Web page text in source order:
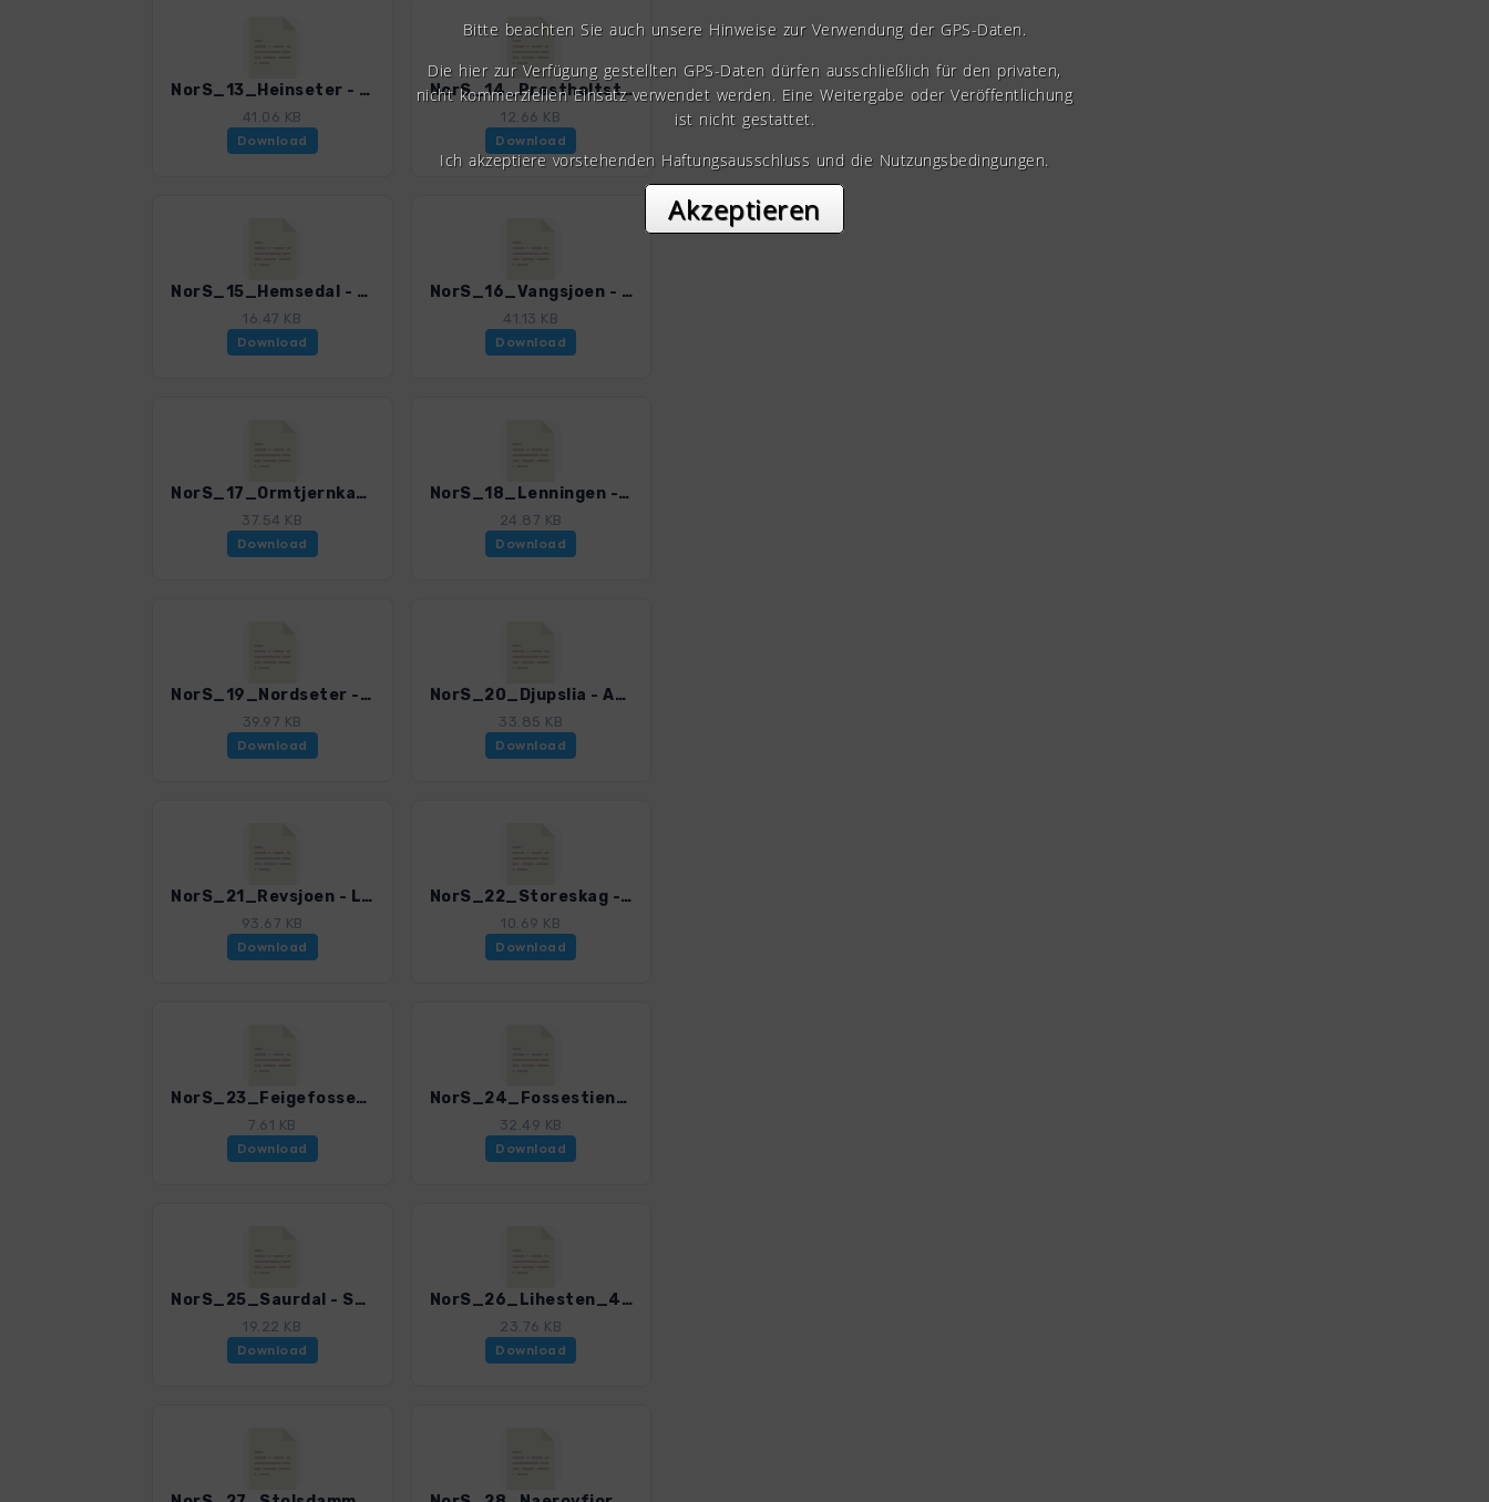
NorS_13_Heinseter - Rauhelleren_4002_8.gpx
41.06 KB
Download
NorS_14_Prestholtstolan - Prestholtskarvet_4002_8.gpx
12.66 KB
Download
NorS_15_Hemsedal - Skogshorn_4002_8.gpx
16.47 KB
Download
NorS_16_Vangsjoen - Rundemellen_4002_8.gpx
41.13 KB
Download
NorS_17_Ormtjernkampen_4002_8.gpx
37.54 KB
Download
NorS_18_Lenningen - Spatind_4002_8.gpx
24.87 KB
Download
NorS_19_Nordseter - Nevelfjell - Reinsfjellet_4002_8.gpx
39.97 KB
Download
NorS_20_Djupslia - Astkyrkja_4002_8.gpx
33.85 KB
Download
NorS_21_Revsjoen - Liomseter - Storkvelvbu_4002_8.gpx
93.67 KB
Download
NorS_22_Storeskag - Skaget_4002_8.gpx
10.69 KB
Download
NorS_23_Feigefossen_4002_8.gpx
7.61 KB
Download
NorS_24_Fossestien_4002_8.gpx
32.49 KB
Download
NorS_25_Saurdal - Saurdalseggi_4002_8.gpx
19.22 KB
Download
NorS_26_Lihesten_4002_8.gpx
23.76 KB
Download
Bitte beachten Sie auch unsere Hinweise zur Verwendung der GPS-Daten.
Die hier zur Verfügung gestellten GPS-Daten dürfen ausschließlich für den privaten,
nicht kommerziellen Einsatz verwendet werden. Eine Weitergabe oder Veröffentlichung
ist nicht gestattet.
Ich akzeptiere vorstehenden Haftungsausschluss und die Nutzungsbedingungen.
Akzeptieren